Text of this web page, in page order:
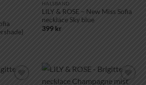
HALSBAND
LILY & ROSE – New Miss Sofia
necklace Sky blue
399 kr